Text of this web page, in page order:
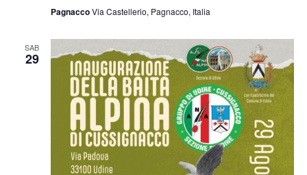
PagnaccoVia Castellerio, Pagnacco, Italia
SAB
29